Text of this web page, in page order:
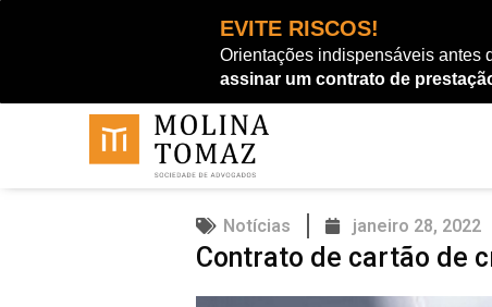
EVITE RISCOS!
Orientações indispensáveis antes
assinar um contrato de
conteúdo
Notícias janeiro 28, 2022
Contrato de cartão de